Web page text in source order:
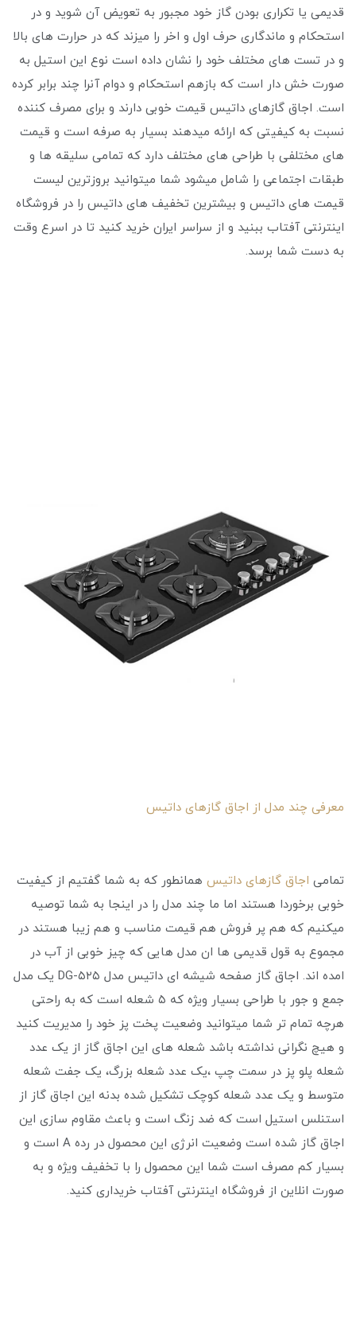
قدیمی یا تکراری بودن گاز خود مجبور به تعویض آن شوید و در
استحکام و ماندگاری حرف اول و اخر را میزند که در حرارت های بالا
و در تست های مختلف خود را نشان داده است نوع این استیل به
صورت خش دار است که بازهم استحکام و دوام آنرا چند برابر کرده
است. اجاق گازهای داتیس قیمت خوبی دارند و برای مصرف کننده
نسبت به کیفیتی که ارائه میدهند بسیار به صرفه است و قیمت
های مختلفی با طراحی های مختلف دارد که تمامی سلیقه ها و
طبقات اجتماعی را شامل میشود شما میتوانید بروزترین لیست
قیمت های داتیس و بیشترین تخفیف های داتیس را در فروشگاه
اینترنتی آفتاب ببنید و از سراسر ایران خرید کنید تا در اسرع وقت
به دست شما برسد.
معرفی چند مدل از اجاق گازهای داتیس
تمامی اجاق گازهای داتیس همانطور که به شما گفتیم از کیفیت
خوبی برخوردا هستند اما ما چند مدل را در اینجا به شما توصیه
میکنیم که هم پر فروش هم قیمت مناسب و هم زیبا هستند در
مجموع به قول قدیمی ها ان مدل هایی که چیز خوبی از آب در
امده اند. اجاق گاز صفحه شیشه ای داتیس مدل DG-۵۲۵ یک مدل
جمع و جور با طراحی بسیار ویژه که ۵ شعله است که به راحتی
هرچه تمام تر شما میتوانید وضعیت پخت پز خود را مدیریت کنید
و هیچ نگرانی نداشته باشد شعله های این اجاق گاز از یک عدد
شعله پلو پز در سمت چپ ،یک عدد شعله بزرگ، یک جفت شعله
متوسط و یک عدد شعله کوچک تشکیل شده بدنه این اجاق گاز از
استنلس استیل است که ضد زنگ است و باعث مقاوم سازی این
اجاق گاز شده است وضعیت انرژی این محصول در رده A است و
بسیار کم مصرف است شما این محصول را با تخفیف ویژه و به
صورت انلاین از فروشگاه اینترنتی آفتاب خریداری کنید.